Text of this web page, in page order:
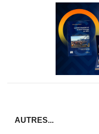
AUTRES...